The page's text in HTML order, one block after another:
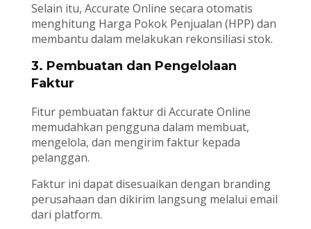
Selain itu, Accurate Online secara otomatis
menghitung Harga Pokok Penjualan (HPP) dan
membantu dalam melakukan rekonsiliasi stok.
3. Pembuatan dan Pengelolaan
Faktur
Fitur pembuatan faktur di Accurate Online
memudahkan pengguna dalam membuat,
mengelola, dan mengirim faktur kepada
pelanggan.
Faktur ini dapat disesuaikan dengan branding
perusahaan dan dikirim langsung melalui email
dari platform.